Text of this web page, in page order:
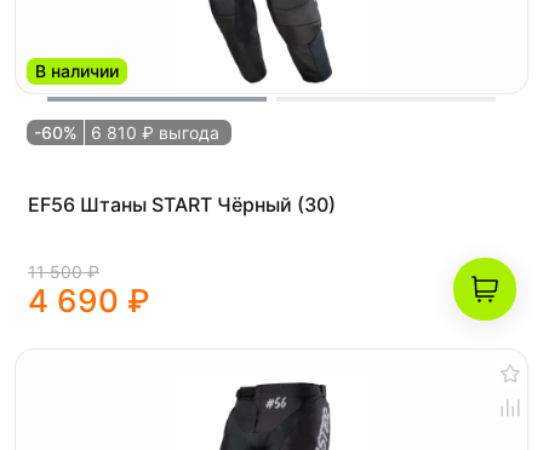
В наличии
-60% 6 810 ₽ выгода
EF56 Штаны START Чёрный (30)
11 500 ₽
4 690 ₽